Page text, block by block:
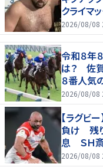
クライマ
2026/08/08
令和８年
は？ 佐賀
８番人気
2026/08/08
【ラグビ
負け 残
息 ＳＨ
半にＳＯ
2026/08/08